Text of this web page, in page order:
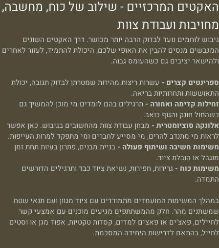
האקטים המרכזיים - שילוב של כוח, מחשבה,
מחויבות ועבודת צוות
גיבוש לוחמים נועד לבדוק הרבה יותר מכושר. דרך האקטים השונים
המגבשים מנסים להבין את האופי שלכם, היכולת להתמיד, לעזור לאחרים
ולהישאר יציבים גם כשהעומס גבוה.
ספרינטים קצרים - עשרות ריצות מהירות שמטרתן לבדוק תגובה, יכולת
התאוששות ותחרותיות בריאה.
זחילות קדימה ואחורה - תרגילים בהם לומדים מי מוכן להמשיך גם
כשהחול חונק והגוף כואב.
אלונקה סוציומטרית - מבחן עבודת צוות מהחשובים בגיבוש. כאן אפשר
לראות מי מתנדב להרים, מי מסייע לחברים ומי מתפקד למרות העייפות.
משימות חשיבה ושיתוף פעולה - בניית מבנים, פתרון בעיות תחת זמן
מוגבל או הובלת ציוד.
משימות כוח - גרירות, חפירות, נשיאת ציוד כבד ותרגילים הדורשים
התמדה.
במהלך המשימות המועמדים מתמודדים עם ציוד מגוון ועם תנאי שטח
שמשתנים מהר. חלק מהמשתתפים מגיעים מוכנים עם אמצעי קשר
לחיילים, פאצ׳ים או פאצים למדים, קסדות טקטיות, אפוד מגן או וסטים
לחייל, בהתאם לדרישות היחידה המסכמת.